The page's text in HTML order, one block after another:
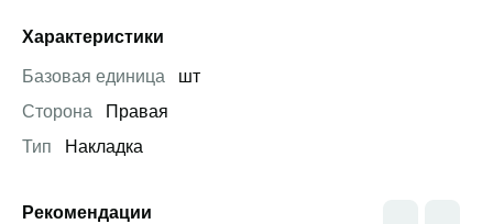
Характеристики
Базовая единица
шт
Сторона
Правая
Тип
Накладка
Рекомендации